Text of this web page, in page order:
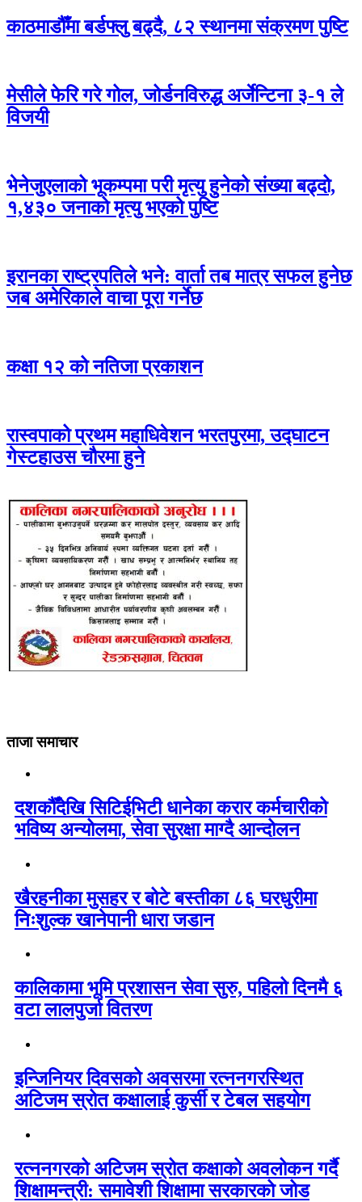
काठमाडौँमा बर्डफ्लु बढ्दै, ८२ स्थानमा संक्रमण पुष्टि
मेसीले फेरि गरे गोल, जोर्डनविरुद्ध अर्जेन्टिना ३-१ ले
विजयी
भेनेजुएलाको भूकम्पमा परी मृत्यु हुनेको संख्या बढ्दो,
१,४३० जनाको मृत्यु भएको पुष्टि
इरानका राष्ट्रपतिले भने: वार्ता तब मात्र सफल हुनेछ
जब अमेरिकाले वाचा पूरा गर्नेछ
कक्षा १२ को नतिजा प्रकाशन
रास्वपाको प्रथम महाधिवेशन भरतपुरमा, उद्घाटन
गेस्टहाउस चौरमा हुने
ताजा समाचार
दशकौँदेखि सिटिईभिटी धानेका करार कर्मचारीको
भविष्य अन्योलमा, सेवा सुरक्षा माग्दै आन्दोलन
खैरहनीका मुसहर र बोटे बस्तीका ८६ घरधुरीमा
निःशुल्क खानेपानी धारा जडान
कालिकामा भूमि प्रशासन सेवा सुरु, पहिलो दिनमै ६
वटा लालपुर्जा वितरण
इन्जिनियर दिवसको अवसरमा रत्ननगरस्थित
अटिजम स्रोत कक्षालाई कुर्सी र टेबल सहयोग
रत्ननगरको अटिजम स्रोत कक्षाको अवलोकन गर्दै
शिक्षामन्त्री: समावेशी शिक्षामा सरकारको जोड